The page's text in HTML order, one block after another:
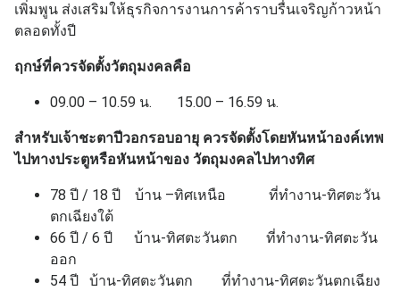
เพิ่มพูน ส่งเสริมให้ธุรกิจการงานการค้าราบรื่นเจริญก้าวหน้า
ตลอดทั้งปี
ฤกษ์ที่ควรจัดตั้งวัตถุมงคลคือ
09.00 – 10.59 น. 15.00 – 16.59 น.
สำหรับเจ้าชะตาปีวอกรอบอายุ ควรจัดตั้งโดยหันหน้าองค์เทพ
ไปทางประตูหรือหันหน้าของ วัตถุมงคลไปทางทิศ
78 ปี / 18 ปี บ้าน –ทิศเหนือ ที่ทำงาน-ทิศตะวัน
ตกเฉียงใต้
66 ปี / 6 ปี บ้าน-ทิศตะวันตก ที่ทำงาน-ทิศตะวัน
ออก
54 ปี บ้าน-ทิศตะวันตก ที่ทำงาน-ทิศตะวันตกเฉียง